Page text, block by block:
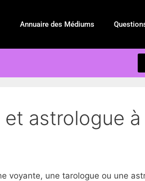
Annuaire des Médiums
astrologue
voyante, une tarologue ou une